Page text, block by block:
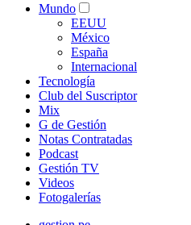
Mundo
EEUU
México
España
Internacional
Tecnología
Club del Suscriptor
Mix
G de Gestión
Notas Contratadas
Podcast
Gestión TV
Videos
Fotogalerías